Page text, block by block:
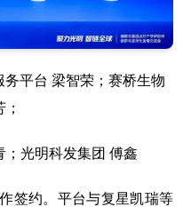
务平台 梁智荣；赛桥生物
；光明科发集团 傅鑫
签约。平台与复星凯瑞等